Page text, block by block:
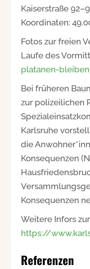
Kaiserstraße
Koordinaten:
Fotos zur freien
Laufe des
platanen-
Bei früheren
zur polizeilichen
Karlsruhe
die
Konsequenzen
Konsequenzen
Weitere Infors
https://
Referenzen